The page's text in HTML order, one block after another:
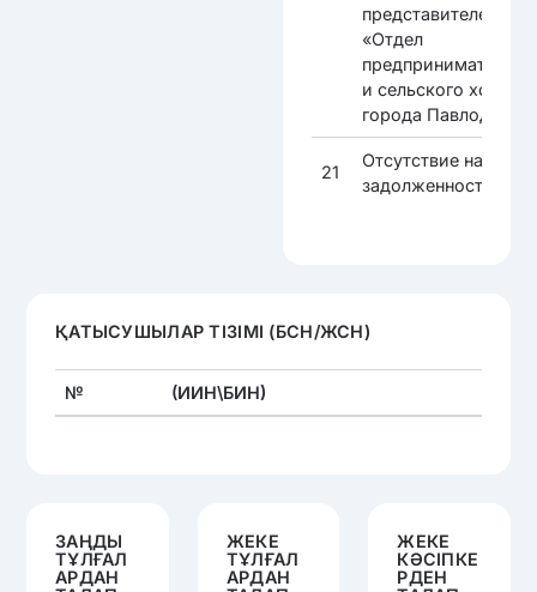
представителей ГУ
«Отдел
и сельского
города Павлодара»
21
Отсутствие
задолженности
ҚАТЫСУШЫЛАР ТІЗІМІ (БСН/ЖСН)
№ (ИИН\БИН)
ЗАҢДЫ
ТҰЛҒАЛ
АРДАН
ЖЕКЕ
ТҰЛҒАЛ
АРДАН
ЖЕКЕ
КӘСІПКЕ
РДЕН